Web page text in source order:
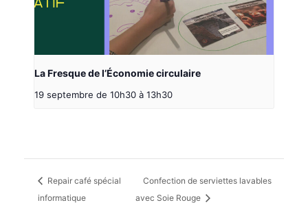
La Fresque de l’Économie circulaire
19 septembre de 10h30 à 13h30
Repair café spécial
informatique
Confection de serviettes lavables
avec Soie Rouge